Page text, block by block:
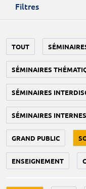
Filtres
TOUT
SÉMINAIRES
SÉMINAIRES
SÉMINAIRES INTERNES
GRAND PUBLIC
ENSEIGNEMENT